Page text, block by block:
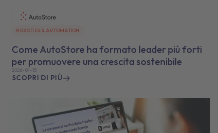
ROBOTICS & AUTOMATION
Come AutoStore ha formato leader più forti
per promuovere una crescita sostenibile
2026-01-15
SCOPRI DI PIÙ